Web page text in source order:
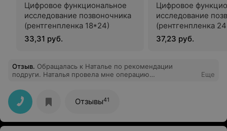
Цифровое функциональное
исследование позвоночника
(рентгенпленка 18*24)
33,31 руб.
Цифровое
исследование
(рентгенпленка
37,23 руб.
Отзыв. Обращалась к Наталье по рекомендации
подруги. Наталья провела мне операцию
довольна! Наталья-профессиональный хирург, отлично
делает свою работу и хорошо относится к пациентам.
Я очень рекомендую Наталью!
Еще
Отзывы41